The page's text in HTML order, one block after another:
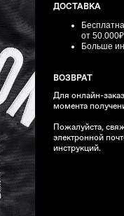
ДОСТАВКА
от 50.000₽
Больше
ВОЗВРАТ
Для онлайн-
момента
Пожалуйста,
электронной
инструкций.